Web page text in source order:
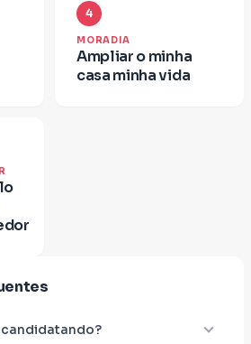
4
MORADIA
Ampliar o minha
casa minha vida
candidatando?